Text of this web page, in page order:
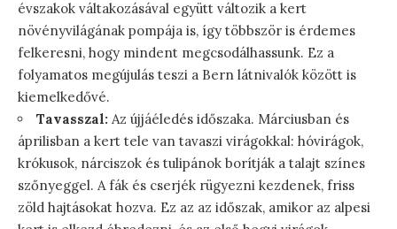
évszakok váltakozásával együtt változik a kert
növényvilágának pompája is, így többször is érdemes
felkeresni, hogy mindent megcsodálhassunk. Ez a
folyamatos megújulás teszi a Bern látnivalók között is
kiemelkedővé.
Tavasszal: Az újjáéledés időszaka. Márciusban és
áprilisban a kert tele van tavaszi virágokkal: hóvirágok,
krókusok, nárciszok és tulipánok borítják a talajt színes
szőnyeggel. A fák és cserjék rügyezni kezdenek, friss
zöld hajtásokat hozva. Ez az az időszak, amikor az alpesi